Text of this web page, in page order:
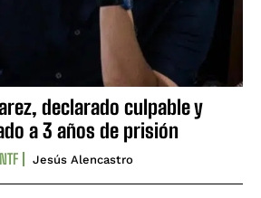
declarado culpable y
a 3 años de prisión
Jesús Alencastro